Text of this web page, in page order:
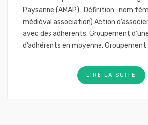
Paysanne (AMAP) Définition : nom
médiéval association) Action
avec des adhérents. Groupement
d’adhérents en moyenne. Groupement
LIRE LA SUITE